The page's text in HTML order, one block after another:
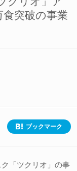
突破の事業
ブックマーク
「ツクリオ」の事